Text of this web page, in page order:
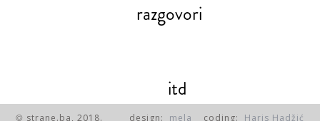
razgovori
itd
© strane.ba, 2018. design: mela coding: Haris Hadžić